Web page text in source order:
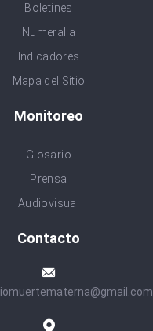
Boletines
Numeralia
Indicadores
Mapa del Sitio
Monitoreo
Glosario
Prensa
Audiovisual
Contacto